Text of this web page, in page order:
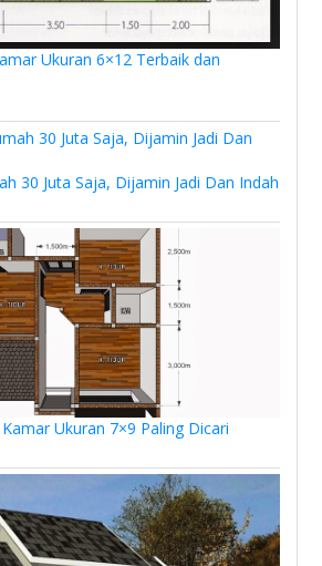
Ukuran 6×12 Terbaik dan
30 Juta Saja, Dijamin Jadi Dan Indah
Ukuran 7×9 Paling Dicari